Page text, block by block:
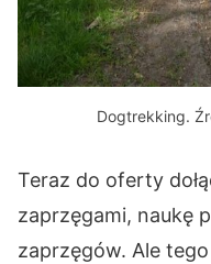
Dogtrekking.
Teraz do oferty
zaprzęgami, naukę
zaprzęgów. Ale